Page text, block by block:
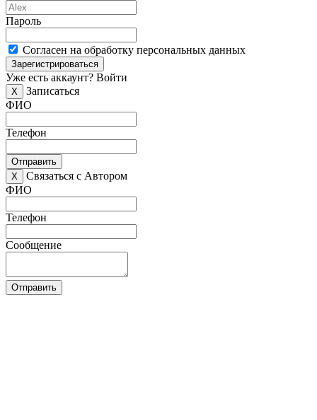
Пароль
Согласен на обработку персональных данных
Зарегистрироваться
Уже есть аккаунт? Войти
X
Записаться
ФИО
Телефон
Отправить
X
Связаться с Автором
ФИО
Телефон
Сообщение
Отправить